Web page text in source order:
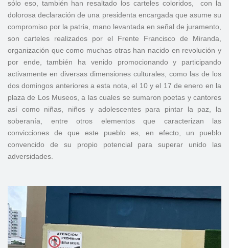
sólo eso, también han resaltado los carteles coloridos, con la
dolorosa declaración de una presidenta encargada que asume su
compromiso por la patria, mano levantada en señal de juramento,
son carteles realizados por el Frente Francisco de Miranda,
organización que como muchas otras han nacido en revolución y
por ende, también ha venido promocionando y participando
activamente en diversas dimensiones culturales, como las de los
dos domingos anteriores a esta nota, el 10 y el 17 de enero en la
plaza de Los Museos, a las cuales se sumaron poetas y cantores
así como niñas, niños y adolescentes para pintar la paz, la
soberanía, entre otros elementos que caracterizan las
convicciones de que este pueblo es, en efecto, un pueblo
convencido de su propio potencial para superar unido las
adversidades.